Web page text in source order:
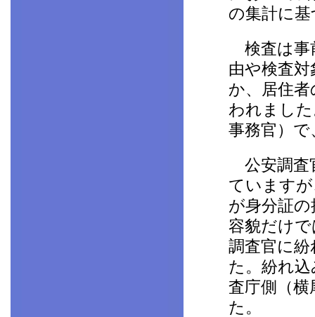
の集計に
検査は事
由や検査
か、居住
われまし
事務官）
公安調査
ています
が身分証
容貌だけ
調査官に
た。紛れ
査庁側（
た。